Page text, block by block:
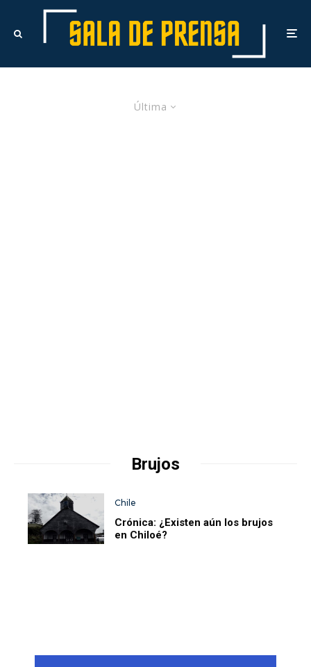
Última
Brujos
Chile
Crónica: ¿Existen aún los brujos
en Chiloé?